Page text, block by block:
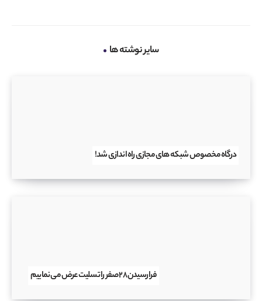
سایر نوشته ها
درگاه مخصوص شبکه های مجازی راه اندازی شد!
فرا رسیدن ۲۸ صفر را تسلیت عرض می نماییم